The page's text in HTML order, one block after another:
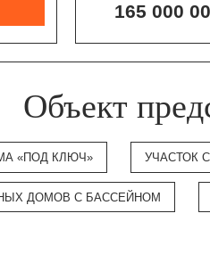
165 000
Объект
«ПОД КЛЮЧ» УЧАСТОК
ДОМОВ С БАССЕЙНОМ